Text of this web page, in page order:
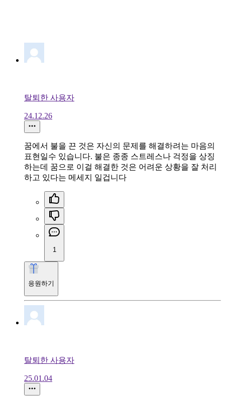
탈퇴한 사용자
24.12.26
꿈에서 불을 끈 것은 자신의 문제를 해결하려는 마음의
표현일수 있습니다. 불은 종종 스트레스나 걱정을 상징
하는데 꿈으로 이걸 해결한 것은 어려운 상황을 잘 처리
하고 있다는 메세지 일겁니다
1
응원하기
탈퇴한 사용자
25.01.04